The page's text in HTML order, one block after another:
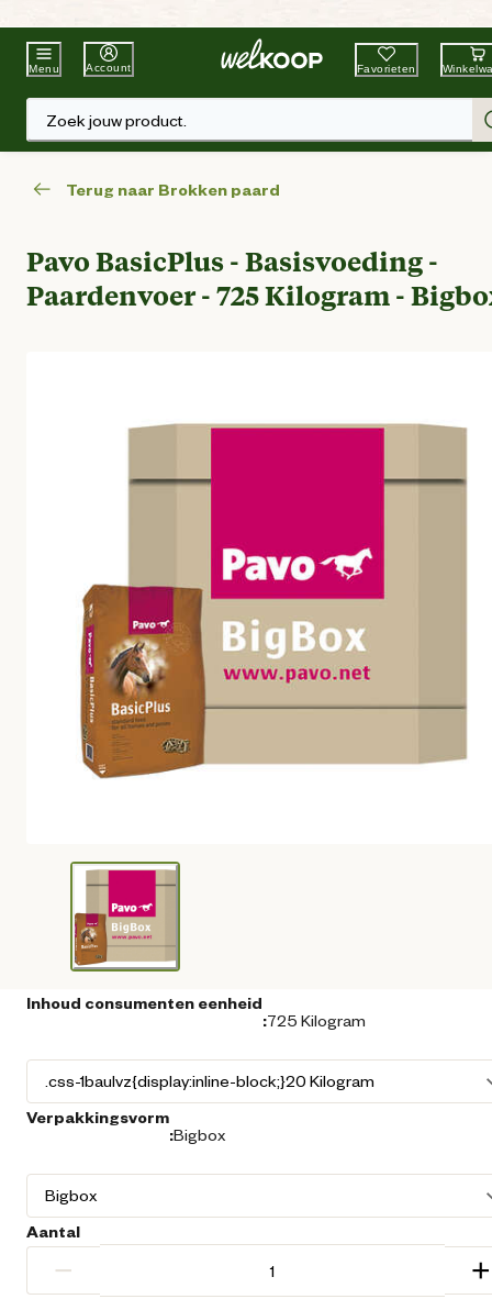
Beste WinkelketenTuin & Dier
Menu Account Favorieten
Zoek jouw product.
Terug naar Brokken paard
Pavo BasicPlus - Basisvoeding -
Paardenvoer - 725 Kilogram -
Inhoud consumenten eenheid
:725 Kilogram
Verpakkingsvorm
:Bigbox
Aantal
− +